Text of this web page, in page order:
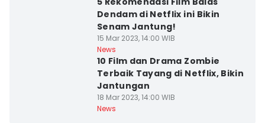
Dendam di Netflix ini Bikin
Senam Jantung!
15 Mar 2023, 14:00 WIB
News
10 Film dan Drama Zombie
Terbaik Tayang di Netflix, Bikin
Jantungan
18 Mar 2023, 14:00 WIB
News